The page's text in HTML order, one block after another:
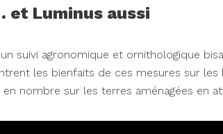
et Luminus aussi
suivi agronomique et ornithologique
les bienfaits de ces mesures sur les
nombre sur les terres aménagées en